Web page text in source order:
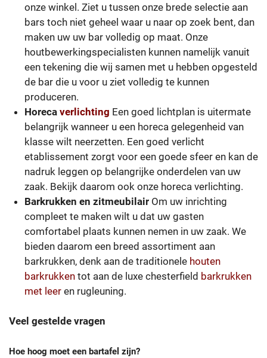
onze winkel. Ziet u tussen onze brede selectie aan
bars toch niet geheel waar u naar op zoek bent, dan
maken uw uw bar volledig op maat. Onze
houtbewerkingspecialisten kunnen namelijk vanuit
een tekening die wij samen met u hebben opgesteld
de bar die u voor u ziet volledig te kunnen
produceren.
Horeca verlichting Een goed lichtplan is uitermate
belangrijk wanneer u een horeca gelegenheid van
klasse wilt neerzetten. Een goed verlicht
etablissement zorgt voor een goede sfeer en kan de
nadruk leggen op belangrijke onderdelen van uw
zaak. Bekijk daarom ook onze horeca verlichting.
Barkrukken en zitmeubilairOm uw inrichting
compleet te maken wilt u dat uw gasten
comfortabel plaats kunnen nemen in uw zaak. We
bieden daarom een breed assortiment aan
barkrukken, denk aan de traditionele houten
barkrukkentot aan de luxe chesterfield barkrukken
met leeren rugleuning.
Veel gestelde vragen
Hoe hoog moet een bartafel zijn?